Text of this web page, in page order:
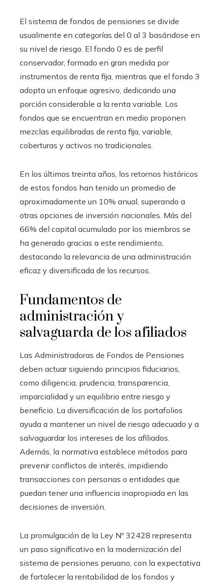
El sistema de fondos de pensiones se divide
usualmente en categorías del 0 al 3 basándose en
su nivel de riesgo. El fondo 0 es de perfil
conservador, formado en gran medida por
instrumentos de renta fija, mientras que el fondo 3
adopta un enfoque agresivo, dedicando una
porción considerable a la renta variable. Los
fondos que se encuentran en medio proponen
mezclas equilibradas de renta fija, variable,
coberturas y activos no tradicionales.
En los últimos treinta años, los retornos históricos
de estos fondos han tenido un promedio de
aproximadamente un 10% anual, superando a
otras opciones de inversión nacionales. Más del
66% del capital acumulado por los miembros se
ha generado gracias a este rendimiento,
destacando la relevancia de una administración
eficaz y diversificada de los recursos.
Fundamentos de
administración y
salvaguarda de los afiliados
Las Administradoras de Fondos de Pensiones
deben actuar siguiendo principios fiduciarios,
como diligencia, prudencia, transparencia,
imparcialidad y un equilibrio entre riesgo y
beneficio. La diversificación de los portafolios
ayuda a mantener un nivel de riesgo adecuado y a
salvaguardar los intereses de los afiliados.
Además, la normativa establece métodos para
prevenir conflictos de interés, impidiendo
transacciones con personas o entidades que
puedan tener una influencia inapropiada en las
decisiones de inversión.
La promulgación de la Ley Nº 32428 representa
un paso significativo en la modernización del
sistema de pensiones peruano, con la expectativa
de fortalecer la rentabilidad de los fondos y